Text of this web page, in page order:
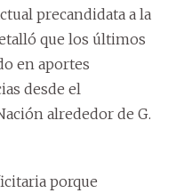
precandidata a la
que los últimos
en aportes
desde el
alrededor de G.
porque